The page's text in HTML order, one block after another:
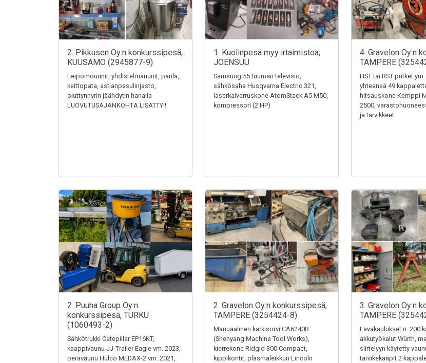
2. Pikkusen Oy:n konkurssipesä,
KUUSAMO (2945877-9)
Leipomouunit, yhdistelmäuunit, parila,
keittopata, astianpesulinjasto,
oluttynnyrin jäähdytin hanalla
LUOVUTUSAJANKOHTA LISÄTTY!!
1. Kuolinpesä myy irtaimistoa,
JOENSUU
Samsung 55 tuuman televisio,
sähkösaha Husqvarna Electric 321,
laserkaiverruskone AtomStack A5 M50,
kompressori (2 HP)
4. Gravelon Oy:n
TAMPERE
HST tai RST putket
yhteensä 49
hitsauskone Kemppi
2500,
ja tarvikkeet
2. Puuha Group Oy:n
konkurssipesä, TURKU
(1060493-2)
Sähkötrukki Catepillar EP16KT,
kaappivaunu JJ-Trailer Eagle vm. 2023,
perävaunu Hulco MEDAX-2 vm. 2021,
2. Gravelon Oy:n konkurssipesä,
TAMPERE (3254424-8)
Manuaalinen kärkisorvi CA6240B
(Shenyang Machine Tool Works),
kierrekone Ridgid 300 Compact,
kippikontit, plasmaleikkuri Lincoln
3. Gravelon Oy:n
TAMPERE
Lavakaulukset n. 200
akkutyökalut Würth,
siirtelyyn käytetty
tarvikekaapit 2